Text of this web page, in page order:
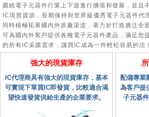
圍繞電子元器件行業上下遊進行擴張和發展，並且
IC現貨資源，長期保持與世界級優秀電子元器件代
同時積極拓展國內外原廠渠道，著力於打造廣泛全
可為國內外客戶提供各種電子元器件產品，滿足您
的所有IC采購需求，讓買IC成為一件輕松容易的活！
強大的現貨庫存
IC代理商具有強大的現貨庫存，基本
可實現下單買IC即發貨，比較適合渴
望快速發貨供給生產的企業要求。
配備專業
為客戶提
子元器